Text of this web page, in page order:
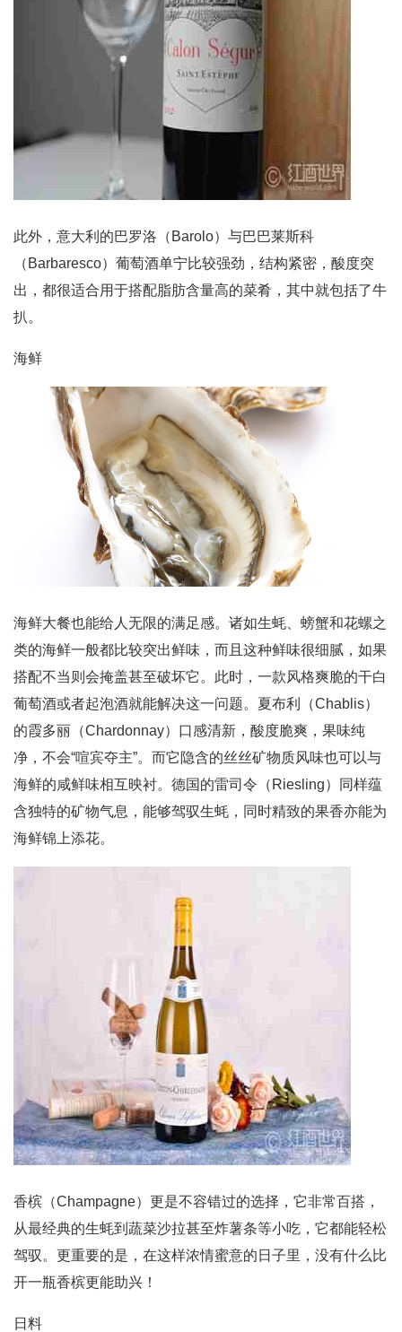
此外，意大利的巴罗洛（Barolo）与巴巴莱斯科
（Barbaresco）葡萄酒单宁比较强劲，结构紧密，酸度突
出，都很适合用于搭配脂肪含量高的菜肴，其中就包括了牛
扒。
海鲜
海鲜大餐也能给人无限的满足感。诸如生蚝、螃蟹和花螺之
类的海鲜一般都比较突出鲜味，而且这种鲜味很细腻，如果
搭配不当则会掩盖甚至破坏它。此时，一款风格爽脆的干白
葡萄酒或者起泡酒就能解决这一问题。夏布利（Chablis）
的霞多丽（Chardonnay）口感清新，酸度脆爽，果味纯
净，不会“喧宾夺主”。而它隐含的丝丝矿物质风味也可以与
海鲜的咸鲜味相互映衬。德国的雷司令（Riesling）同样蕴
含独特的矿物气息，能够驾驭生蚝，同时精致的果香亦能为
海鲜锦上添花。
香槟（Champagne）更是不容错过的选择，它非常百搭，
从最经典的生蚝到蔬菜沙拉甚至炸薯条等小吃，它都能轻松
驾驭。更重要的是，在这样浓情蜜意的日子里，没有什么比
开一瓶香槟更能助兴！
日料